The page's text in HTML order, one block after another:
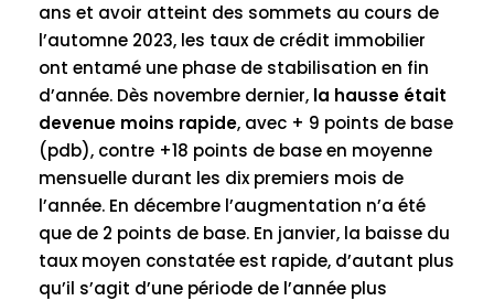
ans et avoir atteint des sommets au cours de
l’automne 2023, les taux de crédit immobilier
ont entamé une phase de stabilisation en fin
d’année. Dès novembre dernier, la hausse était
devenue moins rapide, avec + 9 points de base
(pdb), contre +18 points de base en moyenne
mensuelle durant les dix premiers mois de
l’année. En décembre l’augmentation n’a été
que de 2 points de base. En janvier, la baisse du
taux moyen constatée est rapide, d’autant plus
qu’il s’agit d’une période de l’année plus